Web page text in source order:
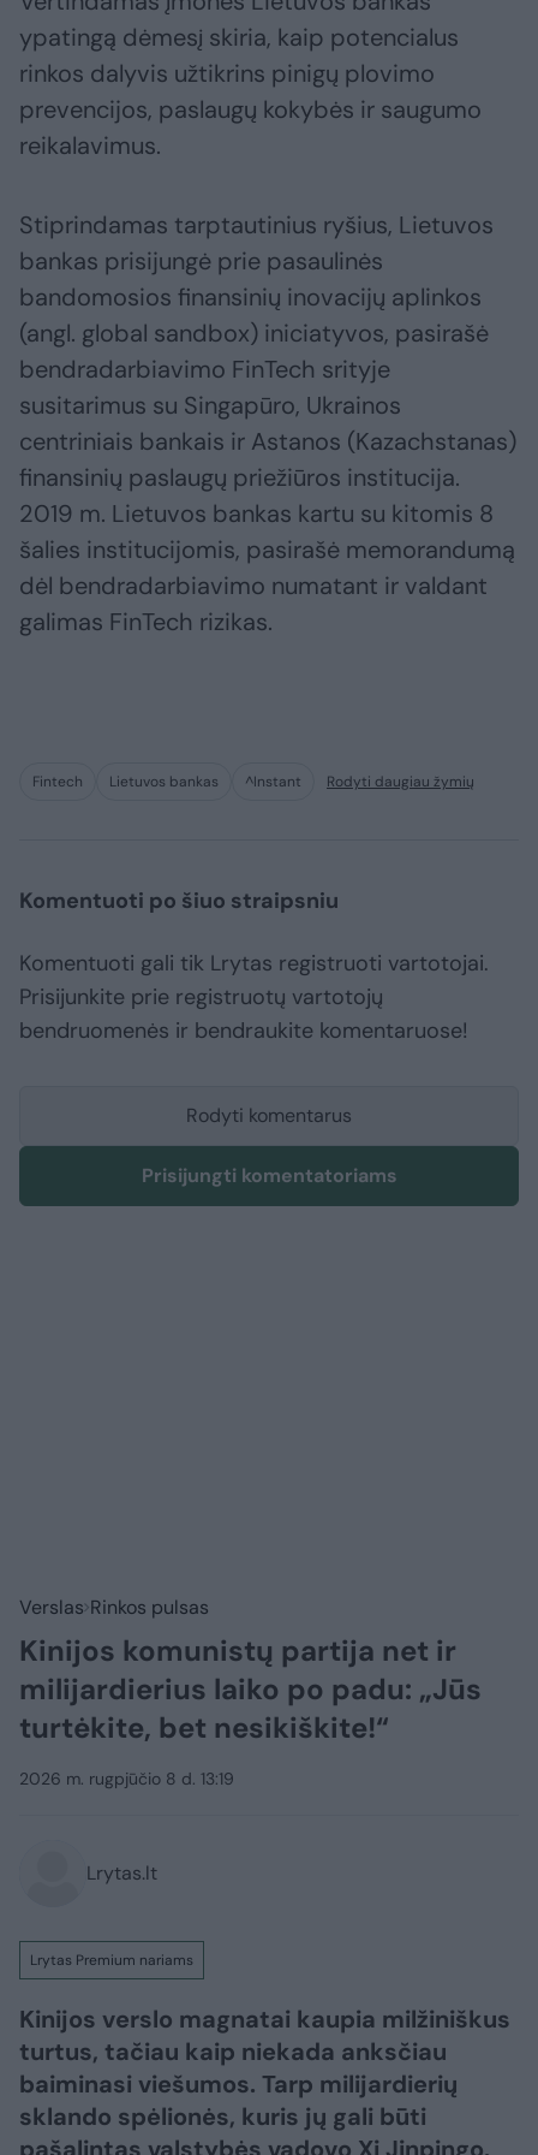
ypatingą dėmesį skiria, kaip potencialus
rinkos dalyvis užtikrins pinigų plovimo
prevencijos, paslaugų kokybės ir saugumo
reikalavimus.
Stiprindamas tarptautinius ryšius, Lietuvos
bankas prisijungė prie pasaulinės
bandomosios finansinių inovacijų aplinkos
(angl. global sandbox) iniciatyvos, pasirašė
bendradarbiavimo FinTech srityje
susitarimus su Singapūro, Ukrainos
centriniais bankais ir Astanos (Kazachstanas)
finansinių paslaugų priežiūros institucija.
2019 m. Lietuvos bankas kartu su kitomis 8
šalies institucijomis, pasirašė memorandumą
dėl bendradarbiavimo numatant ir valdant
galimas FinTech rizikas.
Fintech Lietuvos bankas ^Instant Rodyti daugiau žymių
Komentuoti po šiuo straipsniu
Komentuoti gali tik Lrytas registruoti vartotojai.
Prisijunkite prie registruotų vartotojų
bendruomenės ir bendraukite komentaruose!
Rodyti komentarus
Prisijungti komentatoriams
Verslas Rinkos pulsas
Kinijos komunistų partija net ir
milijardierius laiko po padu: „Jūs
turtėkite, bet nesikiškite!“
2026 m. rugpjūčio 8 d. 13:19
Lrytas.lt
Lrytas Premium nariams
Kinijos verslo magnatai kaupia milžiniškus
turtus, tačiau kaip niekada anksčiau
baiminasi viešumos. Tarp milijardierių
sklando spėlionės, kuris jų gali būti